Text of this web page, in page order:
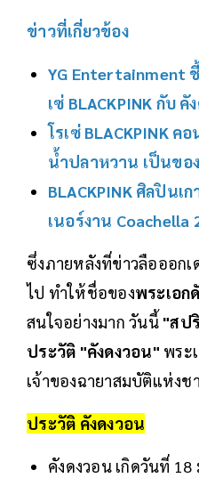
ข่าวที่เกี่ยวข้อง
YG Entertainment
เซ่ BLACKPINK กับ คั
โรเซ่ BLACKPINK
น้ำปลาหวาน เป็นขอ
BLACKPINK ศิลปินเ
เนอร์งาน Coachella
ซึ่งภายหลังที่ข่าวลือออก
ไป ทำให้ชื่อของพระเอก
สนใจอย่างมาก วันนี้"สป
ประวัติ "คังดงวอน" พระ
เจ้าของฉายาสมบัติแห่งช
ประวัติ คังดงวอน
คังดงวอน เกิดวันที่ 18